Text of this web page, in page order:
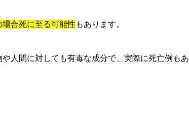
場合死に至る可能性 もあります。
人間に対しても有毒な成分で、実際に死亡例もあ